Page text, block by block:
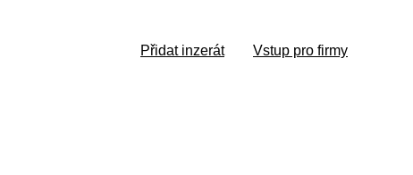
Přidat inzerát Vstup pro firmy